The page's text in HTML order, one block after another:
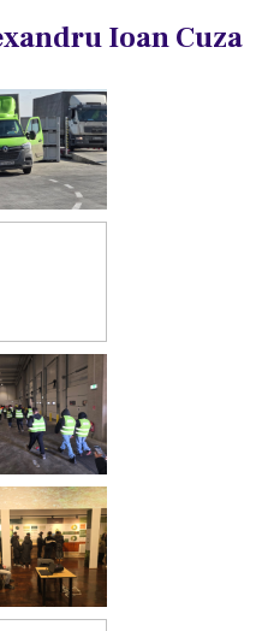
Ioan Cuza